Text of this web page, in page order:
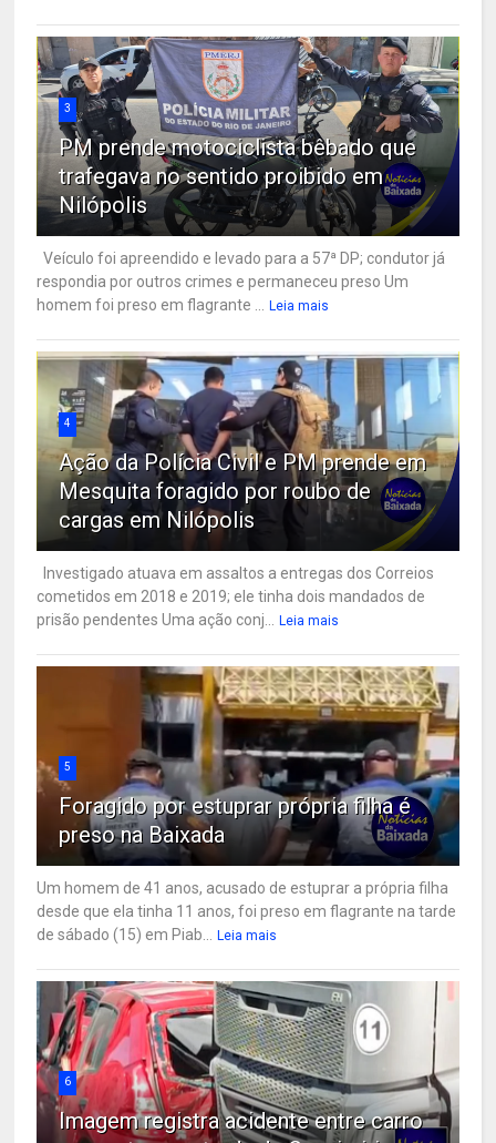
3
PM prende motociclista bêbado que
trafegava no sentido proibido em
Nilópolis
Veículo foi apreendido e levado para a 57ª DP; condutor já
respondia por outros crimes e permaneceu preso Um
homem foi preso em flagrante ...
Leia mais
4
Ação da Polícia Civil e PM prende em
Mesquita foragido por roubo de
cargas em Nilópolis
Investigado atuava em assaltos a entregas dos Correios
cometidos em 2018 e 2019; ele tinha dois mandados de
prisão pendentes Uma ação conj...
Leia mais
5
Foragido por estuprar própria filha é
preso na Baixada
Um homem de 41 anos, acusado de estuprar a própria filha
desde que ela tinha 11 anos, foi preso em flagrante na tarde
de sábado (15) em Piab...
Leia mais
6
Imagem registra acidente entre carro